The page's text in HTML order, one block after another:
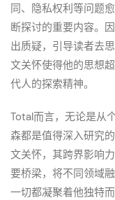
同、隐私权利等问题
断探讨的重要内容。
出质疑，引导读者去
文关怀使得他的思想
代人的探索精神。
Total而言，无论是从
森都是值得深入研究
文关怀，其跨界影响
要桥梁，将不同领域
一切都凝聚着他独特